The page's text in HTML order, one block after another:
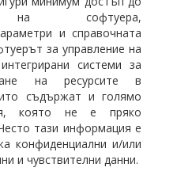
на софтуера,
и справочната
за управление на
системи за
на ресурсите в
съдържат и голямо
която не е пряко
тази информация е
конфиденциални и/или
и чувствителни данни.